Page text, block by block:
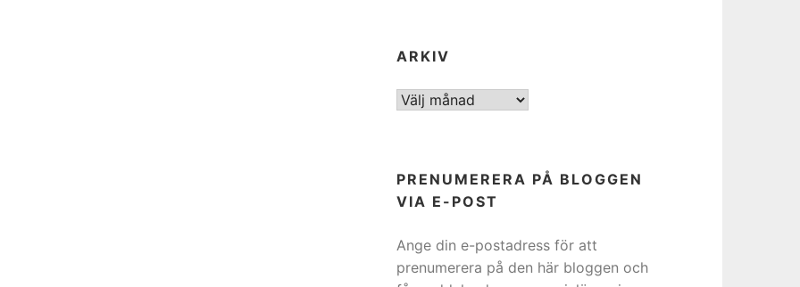
ARKIV
ARKIV
PRENUMERERA PÅ BLOGGEN
VIA E-POST
Ange din e-postadress för att
prenumerera på den här bloggen och